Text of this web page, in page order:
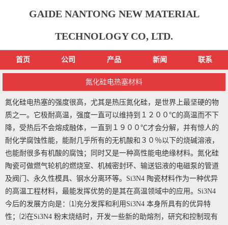
GAIDE NANTONG NEW MATERIAL
TECHNOLOGY CO, LTD.
首页 公司 产品 新闻 联系
氮化硅电热塞材料
氮化硅电热塞的强度很高，尤其是热压氮化硅，是世界上最坚硬的物
质之一。它极耐高温，强度一直可以维持到１２００℃的高温而不下
降，受热后不会熔成融体，一直到１９００℃才会分解，并有惊人的
耐化学腐蚀性能，能耐几乎所有的无机酸和３０％以下的烧碱溶液，
也能耐很多有机酸的腐蚀；同时又是一种高性能电绝缘材料。氮化硅
陶瓷可做燃气轮机的燃烧室、机械密封环、输送铝液的电磁泵的管道
及阀门、永久性模具、钢水分离环等。Si3N4 陶瓷材料作为一种优异
的高温工程材料，最能发挥优势的是其在高温领域中的应用。Si3N4
今后的发展方向是：⑴充分发挥和利用Si3N4 本身所具有的优异特
性；⑵在Si3N4 粉末烧结时，开发一些新的助熔剂，研究和控制现有